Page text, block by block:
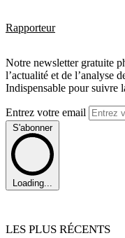
Rapporteur
Notre newsletter gratuite
l’actualité et de l’analyse
Indispensable pour suivre
Entrez votre email
S'abonner
Loading...
LES PLUS RÉCENTS